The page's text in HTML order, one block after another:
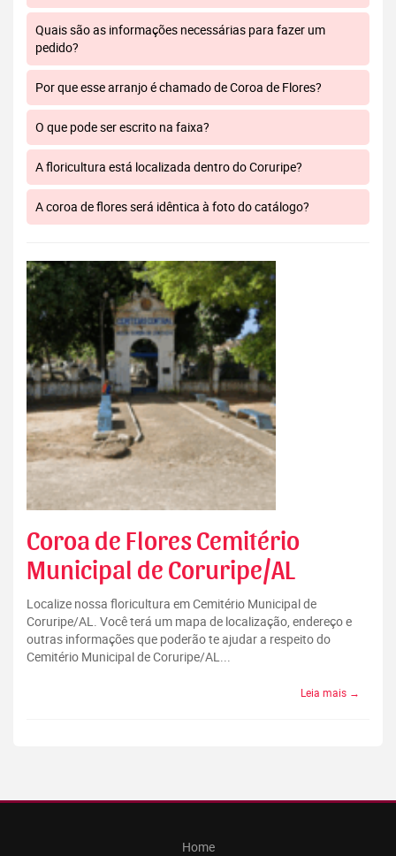
Quais são as informações necessárias para fazer um
pedido?
Por que esse arranjo é chamado de Coroa de Flores?
O que pode ser escrito na faixa?
A floricultura está localizada dentro do Coruripe?
A coroa de flores será idêntica à foto do catálogo?
Coroa de Flores Cemitério
Municipal de Coruripe/AL
Localize nossa floricultura em Cemitério Municipal de
Coruripe/AL. Você terá um mapa de localização, endereço e
outras informações que poderão te ajudar a respeito do
Cemitério Municipal de Coruripe/AL...
Leia mais →
Home